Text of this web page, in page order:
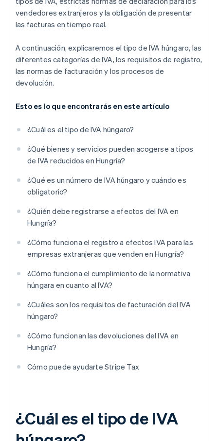
vendedores extranjeros y la obligación de presentar
las facturas en tiempo real.
A continuación, explicaremos el tipo de IVA húngaro, las
diferentes categorías de IVA, los requisitos de registro,
las normas de facturación y los procesos de
devolución.
Esto es lo que encontrarás en este artículo
¿Cuál es el tipo de IVA húngaro?
¿Qué bienes y servicios pueden acogerse a tipos
de IVA reducidos en Hungría?
¿Qué es un número de IVA húngaro y cuándo es
obligatorio?
¿Quién debe registrarse a efectos del IVA en
Hungría?
¿Cómo funciona el registro a efectos IVA para las
empresas extranjeras que venden en Hungría?
¿Cómo funciona el cumplimiento de la normativa
húngara en cuanto al IVA?
¿Cuáles son los requisitos de facturación del IVA
húngaro?
¿Cómo funcionan las devoluciones del IVA en
Hungría?
Cómo puede ayudarte Stripe Tax
¿Cuál es el tipo de IVA